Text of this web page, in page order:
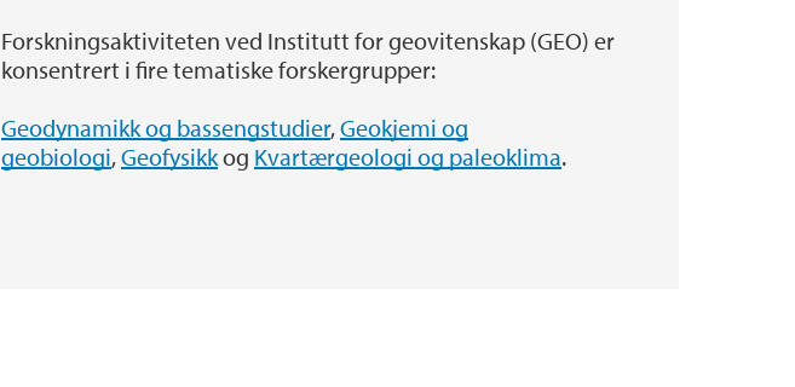
Felt, forskningstokt og reiser - Informasjon for studenter
Utveksling
GEO i media
Sentre ved GEO
Forskningsaktiviteten ved Institutt for geovitenskap (GEO) er
konsentrert i fire tematiske forskergrupper:
Geodynamikk og bassengstudier,Geokjemi og
geobiologi,Geofysikkog Kvartærgeologi og paleoklima.